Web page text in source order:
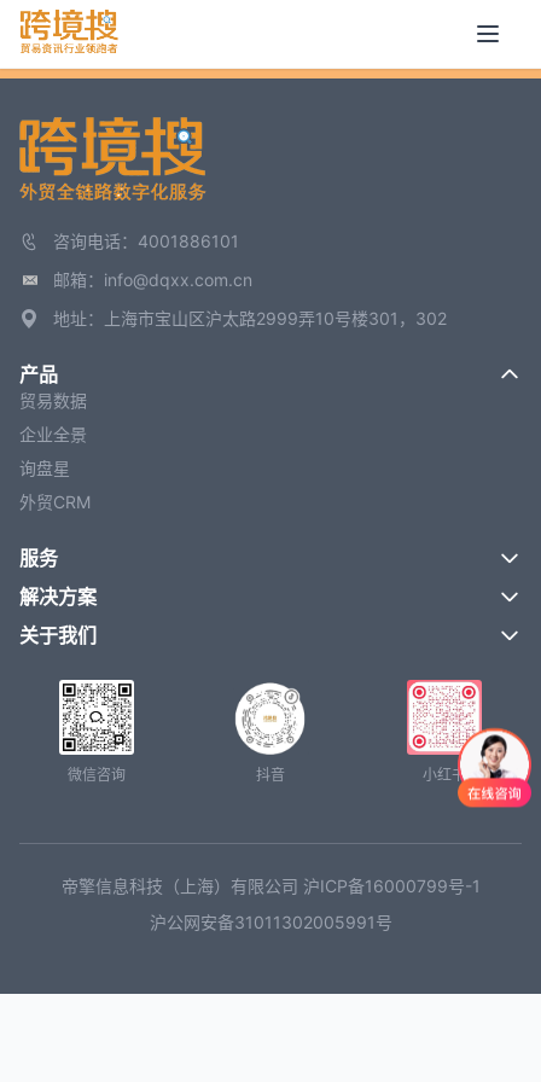
咨询电话：4001886101
邮箱：info@dqxx.com.cn
地址：上海市宝山区沪太路2999弄10号楼301，302
产品
贸易数据
企业全景
询盘星
外贸CRM
服务
解决方案
关于我们
微信咨询 抖音 小红书
帝擎信息科技（上海）有限公司 沪ICP备16000799号-1
沪公网安备31011302005991号